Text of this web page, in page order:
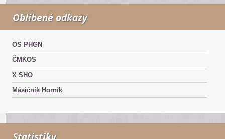
Oblíbené odkazy
OS PHGN
ČMKOS
X SHO
Měsíčník Horník